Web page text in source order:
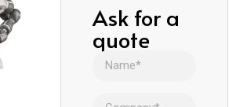
Ask for a
quote